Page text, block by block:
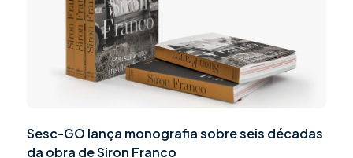
Sesc-GO lança monografia sobre seis décadas
da obra de Siron Franco